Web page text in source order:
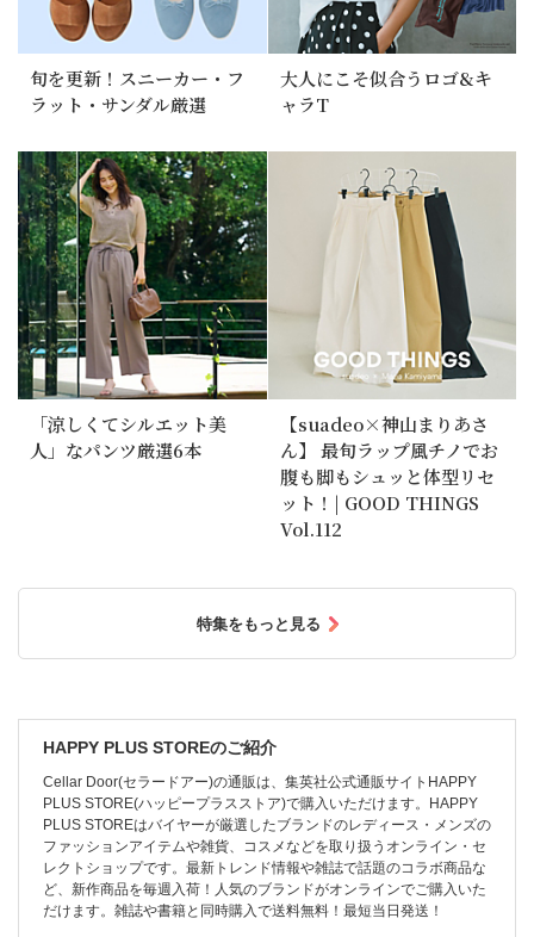
旬を更新！スニーカー・フ
ラット・サンダル厳選
大人にこそ似合うロゴ&キ
ャラT
「涼しくてシルエット美
人」なパンツ厳選6本
【suadeo×神山まりあさ
ん】 最旬ラップ風チノでお
腹も脚もシュッと体型リセ
ット！| GOOD THINGS
Vol.112
特集をもっと見る
HAPPY PLUS STOREのご紹介
Cellar Door(セラードアー)の通販は、集英社公式通販サイトHAPPY
PLUS STORE(ハッピープラスストア)で購入いただけます。HAPPY
PLUS STOREはバイヤーが厳選したブランドのレディース・メンズの
ファッションアイテムや雑貨、コスメなどを取り扱うオンライン・セ
レクトショップです。最新トレンド情報や雑誌で話題のコラボ商品な
ど、新作商品を毎週入荷！人気のブランドがオンラインでご購入いた
だけます。雑誌や書籍と同時購入で送料無料！最短当日発送！